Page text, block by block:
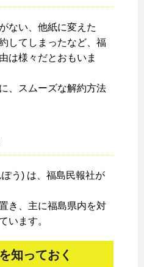
ない、他紙に変えた
してしまったなど、福
は様々だとおもいま
、スムーズな解約方法
う) は、福島民報社が
き、主に福島県内を対
います。
知っておく